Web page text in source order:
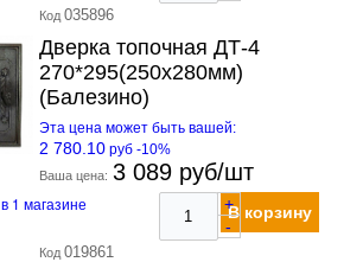
Код 035896
Дверка топочная ДТ-4
270*295(250х280мм)
(Балезино)
Эта цена может быть вашей:
2 780.10 руб -10%
Ваша цена: 3 089 руб/шт
в 1 магазине
+
-
В корзину
Код 019861